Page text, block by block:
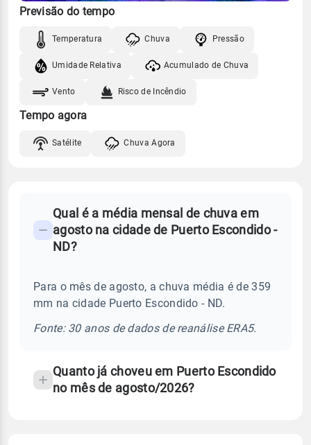
Previsão do tempo
Temperatura Chuva Pressão
Umidade Relativa Acumulado de Chuva
Vento Risco de Incêndio
Tempo agora
Satélite Chuva Agora
Perguntas
frequentes
chuva
temperatura
Qual é a média mensal de chuva em
agosto na cidade de Puerto Escondido -
ND?
Para o mês de agosto, a chuva média é de 359
mm na cidade Puerto Escondido - ND.
Fonte: 30 anos de dados de reanálise ERA5.
Quanto já choveu em Puerto Escondido
no mês de agosto/2026?